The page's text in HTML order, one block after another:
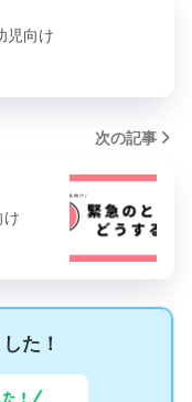
児向け
次の記事
け
た！